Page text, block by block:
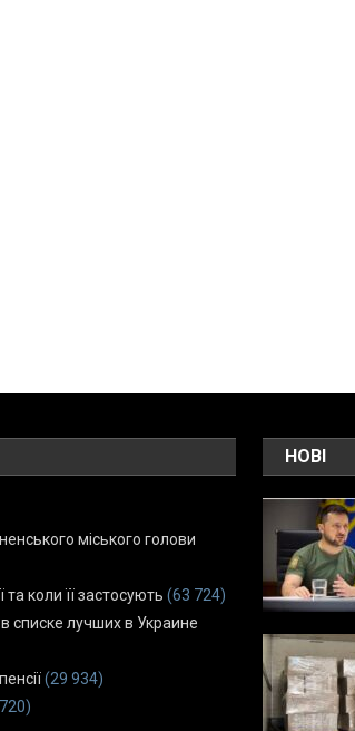
міського голови
коли її застосують (63 724)
списке лучших в Украине
(29 934)
НОВІ